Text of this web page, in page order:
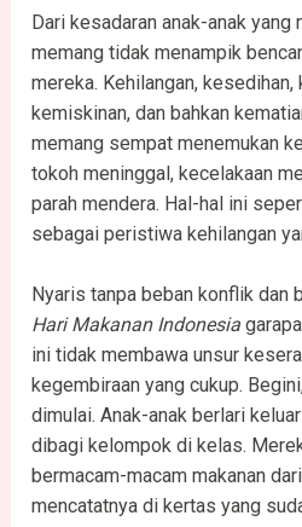
Dari kesadaran anak-anak yang
memang tidak menampik
mereka. Kehilangan,
kemiskinan, dan bahkan
memang sempat menemukan
tokoh meninggal, kecelakaan
parah mendera. Hal-hal ini
sebagai peristiwa kehilangan
Nyaris tanpa beban konflik dan
Hari Makanan Indonesia
ini tidak membawa unsur
kegembiraan yang cukup.
dimulai. Anak-anak berlari
dibagi kelompok di kelas.
bermacam-macam makanan
mencatatnya di kertas yang